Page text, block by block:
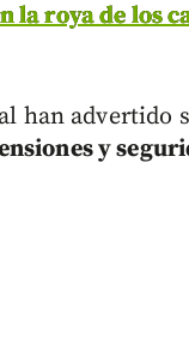
la roya de los
han advertido
y